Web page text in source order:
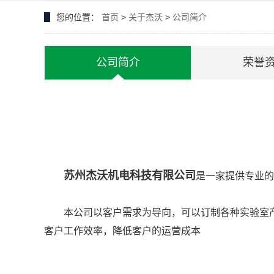
您的位置： 首页 > 关于杰沃 > 公司简介
公司简介 荣誉
苏州杰沃机电科技有限公司 是一家提供专业
本公司以客户需求为导向，可以订制各种实验
客户工作效率，降低客户的运营成本